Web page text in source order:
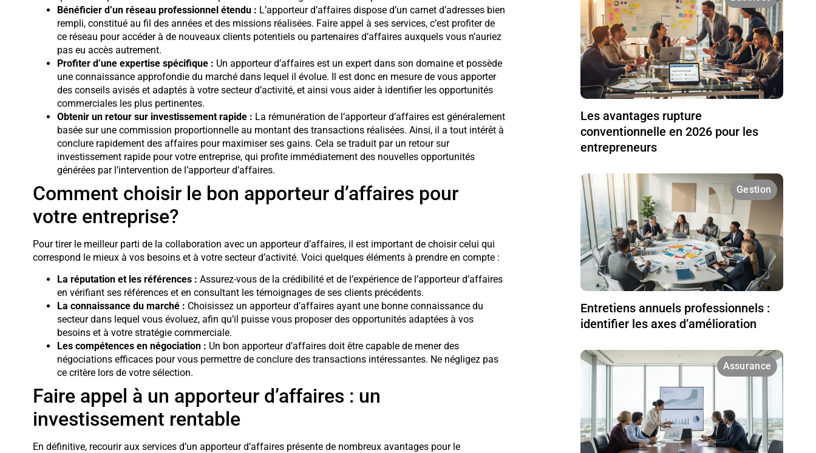
Bénéficier d’un réseau professionnel étendu : L’apporteur d’affaires dispose d’un carnet d’adresses bien
rempli, constitué au fil des années et des missions réalisées. Faire appel à ses services, c’est profiter de
ce réseau pour accéder à de nouveaux clients potentiels ou partenaires d’affaires auxquels vous n’auriez
pas eu accès autrement.
Profiter d’une expertise spécifique : Un apporteur d’affaires est un expert dans son domaine et possède
une connaissance approfondie du marché dans lequel il évolue. Il est donc en mesure de vous apporter
des conseils avisés et adaptés à votre secteur d’activité, et ainsi vous aider à identifier les opportunités
commerciales les plus pertinentes.
Obtenir un retour sur investissement rapide : La rémunération de l’apporteur d’affaires est généralement
basée sur une commission proportionnelle au montant des transactions réalisées. Ainsi, il a tout intérêt à
conclure rapidement des affaires pour maximiser ses gains. Cela se traduit par un retour sur
investissement rapide pour votre entreprise, qui profite immédiatement des nouvelles opportunités
générées par l’intervention de l’apporteur d’affaires.
Comment choisir le bon apporteur d’affaires pour
votre entreprise?
Pour tirer le meilleur parti de la collaboration avec un apporteur d’affaires, il est important de choisir celui qui
correspond le mieux à vos besoins et à votre secteur d’activité. Voici quelques éléments à prendre en compte :
La réputation et les références : Assurez-vous de la crédibilité et de l’expérience de l’apporteur d’affaires
en vérifiant ses références et en consultant les témoignages de ses clients précédents.
La connaissance du marché : Choisissez un apporteur d’affaires ayant une bonne connaissance du
secteur dans lequel vous évoluez, afin qu’il puisse vous proposer des opportunités adaptées à vos
besoins et à votre stratégie commerciale.
Les compétences en négociation : Un bon apporteur d’affaires doit être capable de mener des
négociations efficaces pour vous permettre de conclure des transactions intéressantes. Ne négligez pas
ce critère lors de votre sélection.
Faire appel à un apporteur d’affaires : un
investissement rentable
En définitive, recourir aux services d’un apporteur d’affaires présente de nombreux avantages pour le
Les avantages rupture
conventionnelle en 2026 pour les
entrepreneurs
Gestion
Entretiens annuels professionnels :
identifier les axes d’amélioration
Assurance